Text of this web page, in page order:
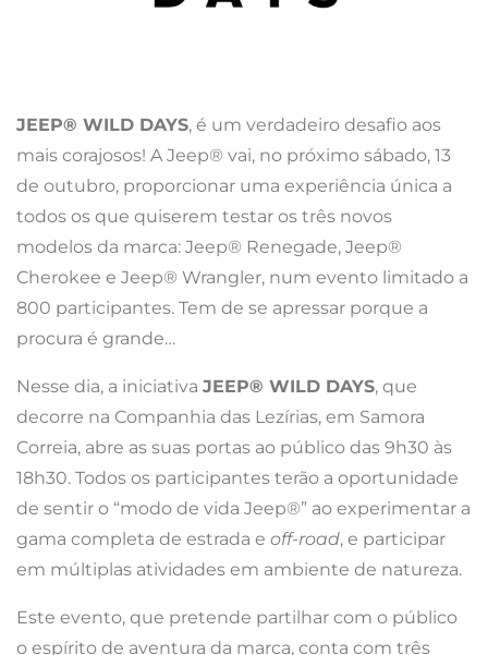
JEEP® WILD DAYS, é um verdadeiro desafio aos
mais corajosos! A Jeep® vai, no próximo sábado, 13
de outubro, proporcionar uma experiência única a
todos os que quiserem testar os três novos
modelos da marca: Jeep® Renegade, Jeep®
Cherokee e Jeep® Wrangler, num evento limitado a
800 participantes. Tem de se apressar porque a
procura é grande…
Nesse dia, a iniciativa JEEP® WILD DAYS, que
decorre na Companhia das Lezírias, em Samora
Correia, abre as suas portas ao público das 9h30 às
18h30. Todos os participantes terão a oportunidade
de sentir o “modo de vida Jeep®” ao experimentar a
gama completa de estrada e off-road, e participar
em múltiplas atividades em ambiente de natureza.
Este evento, que pretende partilhar com o público
o espírito de aventura da marca, conta com três